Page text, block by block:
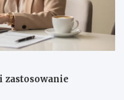
zastosowanie